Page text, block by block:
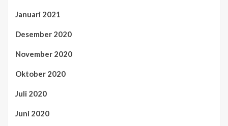
Januari 2021
Desember 2020
November 2020
Oktober 2020
Juli 2020
Juni 2020